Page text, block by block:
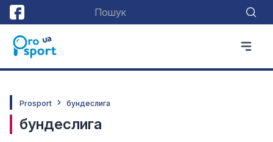
Prosport бундеслига
бундеслига